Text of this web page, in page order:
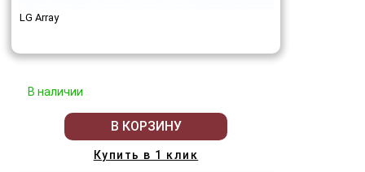
LG Array
В наличии
В КОРЗИНУ
Купить в 1 клик